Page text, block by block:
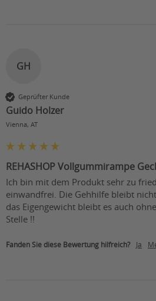
GH
Geprüfter Kunde
Guido Holzer
Vienna, AT
REHASHOP Vollgummirampe
Ich bin mit dem Produkt sehr zu
einwandfrei. Die Gehhilfe bleibt
das Eigengewicht bleibt es auch
Stelle !!
Fanden Sie diese Bewertung hilfreich? Ja